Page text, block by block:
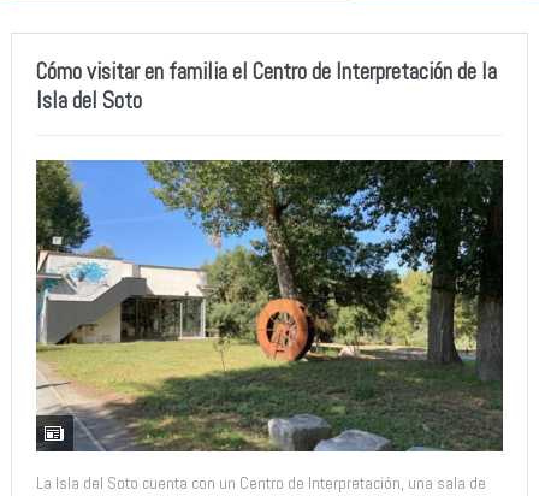
Cómo visitar en familia el Centro de Interpretación de la
Isla del Soto
La Isla del Soto cuenta con un Centro de Interpretación, una sala de